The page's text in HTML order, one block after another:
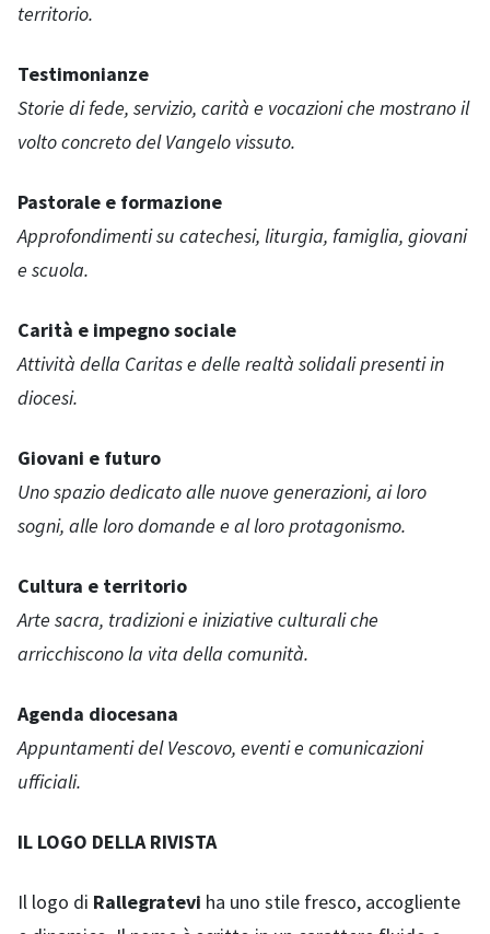
territorio.
Testimonianze
Storie di fede, servizio, carità e vocazioni che mostrano il
volto concreto del Vangelo vissuto.
Pastorale e formazione
Approfondimenti su catechesi, liturgia, famiglia, giovani
e scuola.
Carità e impegno sociale
Attività della Caritas e delle realtà solidali presenti in
diocesi.
Giovani e futuro
Uno spazio dedicato alle nuove generazioni, ai loro
sogni, alle loro domande e al loro protagonismo.
Cultura e territorio
Arte sacra, tradizioni e iniziative culturali che
arricchiscono la vita della comunità.
Agenda diocesana
Appuntamenti del Vescovo, eventi e comunicazioni
ufficiali.
IL LOGO DELLA RIVISTA
Il logo di Rallegratevi ha uno stile fresco, accogliente